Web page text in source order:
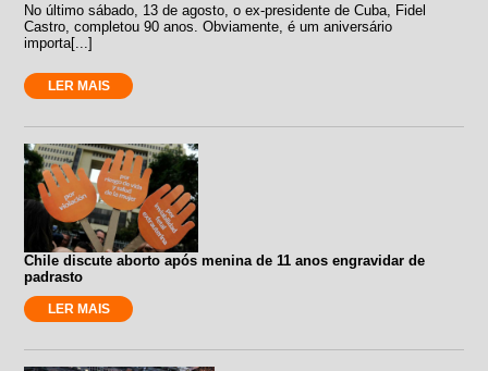
No último sábado, 13 de agosto, o ex-presidente de Cuba, Fidel
Castro, completou 90 anos. Obviamente, é um aniversário
importa[...]
LER MAIS
Chile discute aborto após menina de 11 anos engravidar de
padrasto
LER MAIS